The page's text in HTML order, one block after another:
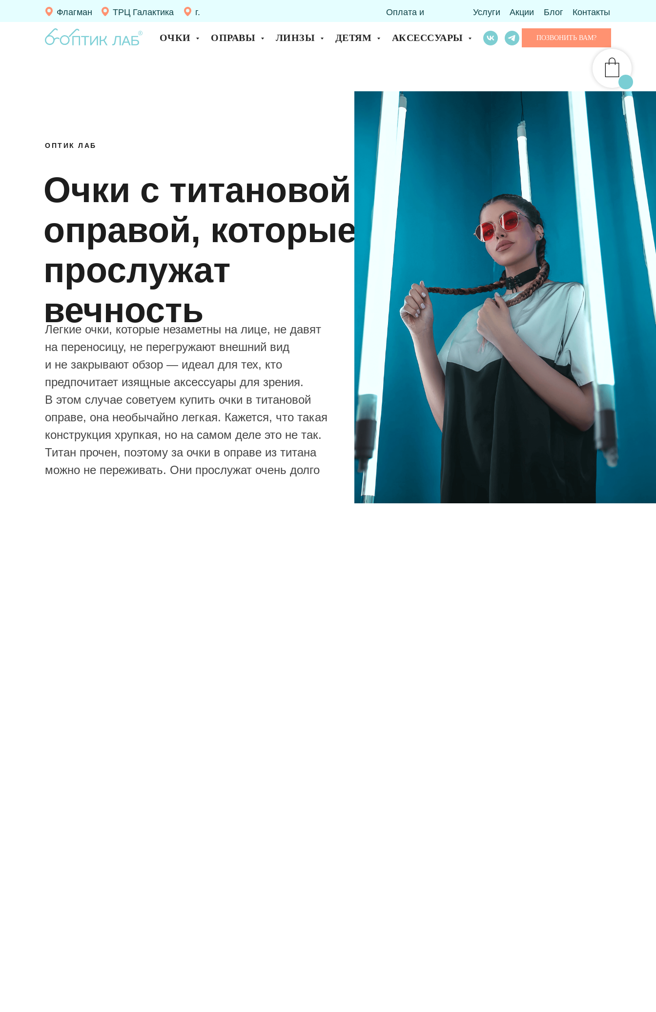
Флагман ТРЦ Галактика
Оплата и
г.
Акции
Услуги Блог Контакты
ОЧКИ ОПРАВЫ ЛИНЗЫ ДЕТЯМ АКСЕССУАРЫ ПОЗВОНИТЬ ВАМ?
Очки с титановой
оправой, которые
прослужат
вечность
Легкие очки, которые незаметны на лице, не давят
на переносицу, не перегружают внешний вид
и не закрывают обзор — идеал для тех, кто
предпочитает изящные аксессуары для зрения.
В этом случае советуем купить очки в титановой
оправе, она необычайно легкая. Кажется, что такая
конструкция хрупкая, но на самом деле это не так.
Титан прочен, поэтому за очки в оправе из титана
можно не переживать. Они прослужат очень долго
ОПТИК ЛАБ